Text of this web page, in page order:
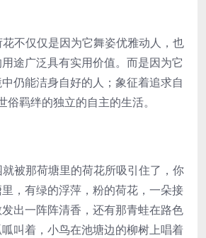
仅仅是因为它舞姿优雅动人，也
途广泛具有实用价值。而是因为它
仍能洁身自好的人；象征着追求自
俗羁绊的独立的自主的生活。
那荷塘里的荷花所吸引住了，你
，有绿的浮萍，粉的荷花，一朵接
出一阵阵清香，还有那青蛙在路色
叫着，小鸟在池塘边的柳树上唱着